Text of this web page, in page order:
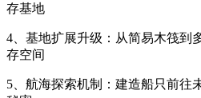
存基地
4、基地扩展升级：从简易木筏到
存空间
5、航海探索机制：建造船只前往